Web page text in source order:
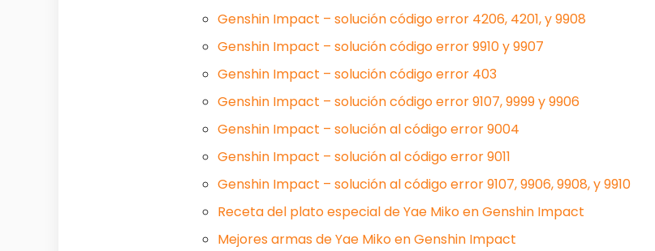
Genshin Impact – solución código error 4206, 4201, y 9908
Genshin Impact – solución código error 9910 y 9907
Genshin Impact – solución código error 403
Genshin Impact – solución código error 9107, 9999 y 9906
Genshin Impact – solución al código error 9004
Genshin Impact – solución al código error 9011
Genshin Impact – solución al código error 9107, 9906, 9908, y 9910
Receta del plato especial de Yae Miko en Genshin Impact
Mejores armas de Yae Miko en Genshin Impact